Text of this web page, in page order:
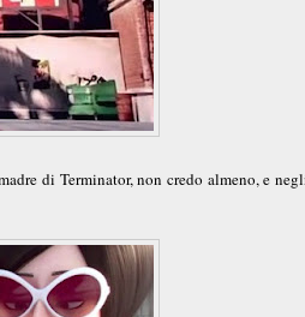
di Terminator, non credo almeno, e